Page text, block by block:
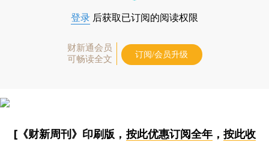
登录 后获取已订阅的阅读权限
财新通会员
可畅读全文
订阅/会员升级
[《财新周刊》印刷版， 按此优惠订阅全年， 按此收